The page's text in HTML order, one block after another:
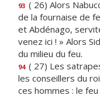
93 ( 26) Alors
de la fournaise de
et Abdénago,
venez ici ! » Alors
du milieu du feu.
94 ( 27) Les
les conseillers du
ces hommes : le